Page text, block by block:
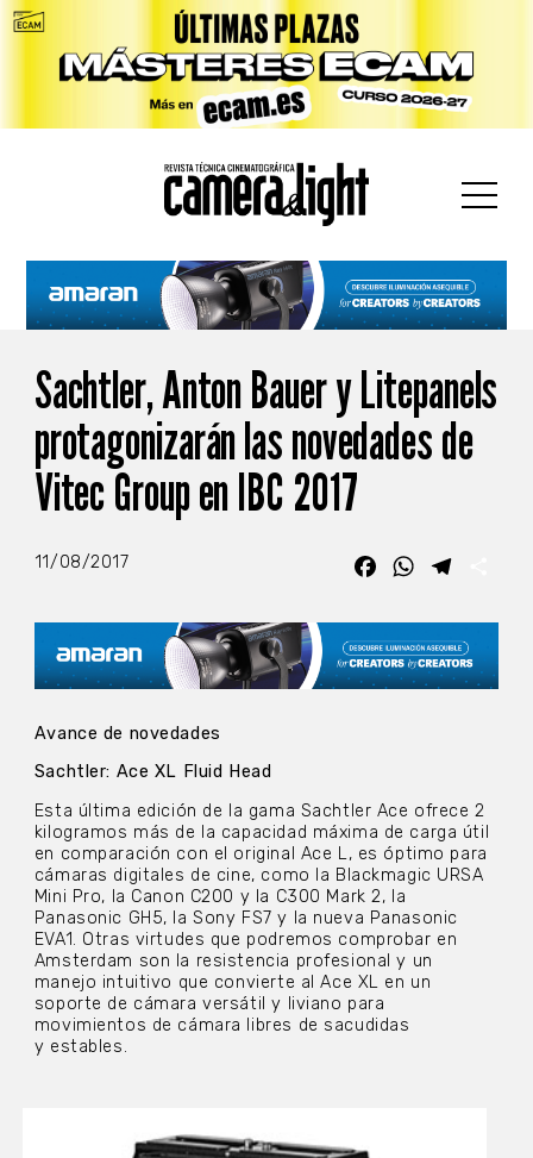
Sachtler, Anton Bauer y Litepanels
protagonizarán las novedades de
Vitec Group en IBC 2017
11/08/2017 FacebookWhatsApp
Avance de novedades
Sachtler: Ace XL Fluid Head
Esta última edición de la gama Sachtler Ace ofrece 2
kilogramos más de la capacidad máxima de carga útil
en comparación con el original Ace L, es óptimo para
cámaras digitales de cine, como la Blackmagic URSA
Mini Pro, la Canon C200 y la C300 Mark 2, la
Panasonic GH5, la Sony FS7 y la nueva Panasonic
EVA1. Otras virtudes que podremos comprobar en
Amsterdam son la resistencia profesional y un
manejo intuitivo que convierte al Ace XL en un
soporte de cámara versátil y liviano para
movimientos de cámara libres de sacudidas
y estables.